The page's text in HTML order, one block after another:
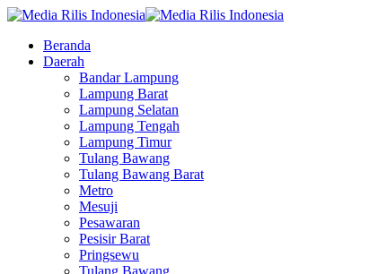
Beranda
Daerah
Bandar Lampung
Lampung Barat
Lampung Selatan
Lampung Tengah
Lampung Timur
Tulang Bawang
Tulang Bawang Barat
Metro
Mesuji
Pesawaran
Pesisir Barat
Pringsewu
Tulang Bawang